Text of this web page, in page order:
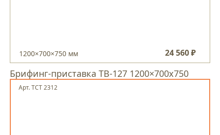
1200×700×750 мм 24 560 ₽
Брифинг-приставка ТB-127 1200×700х750
Арт. ТСТ 2312